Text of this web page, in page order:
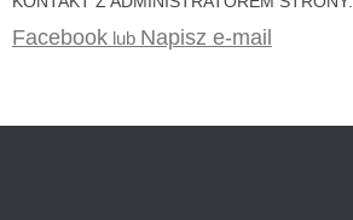
Facebooklub Napisz e-mail